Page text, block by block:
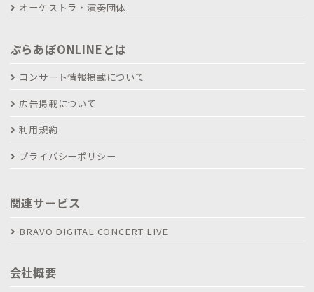
オーケストラ・演奏団体
ぶらあぼONLINEとは
コンサート情報掲載について
広告掲載について
利用規約
プライバシーポリシー
関連サービス
BRAVO DIGITAL CONCERT LIVE
会社概要